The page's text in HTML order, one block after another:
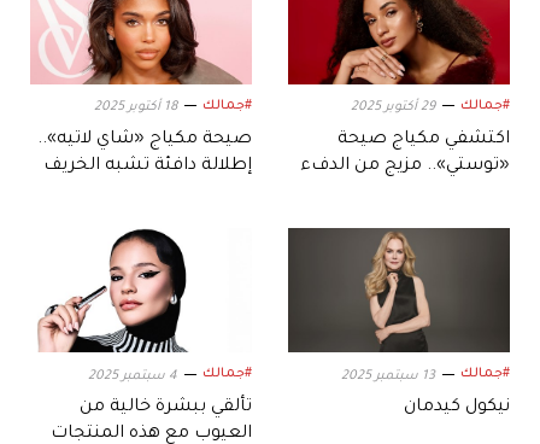
#جمالك 29 أكتوبر 2025
اكتشفي مكياج صيحة
«توستي».. مزيج من الدفء
#جمالك 18 أكتوبر 2025
صيحة مكياج «شاي لاتيه»..
إطلالة دافئة تشبه الخريف
#جمالك 13 سبتمبر 2025
نيكول كيدمان
#جمالك 4 سبتمبر 2025
تألقي ببشرة خالية من
العيوب مع هذه المنتجات